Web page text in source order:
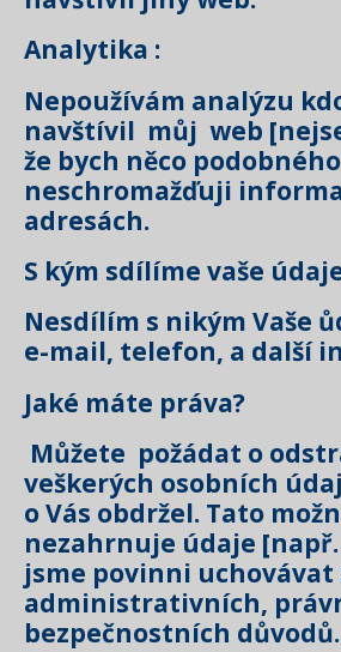
Analytika :
Nepoužívám analýzu
navštívil můj web
že bych něco
neschromažďuji
adresách.
S kým sdílíme vaše
Nesdílím s nikým Vaše
e-mail, telefon, a další
Jaké máte práva?
Můžete požádat o
veškerých osobních
o Vás obdržel. Tato
nezahrnuje údaje
jsme povinni uchovávat
administrativních,
bezpečnostních důvodů.